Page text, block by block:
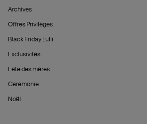
Archives
Offres Privilèges
Black Friday Lulli
Exclusivités
Fête des mères
Cérémonie
Noël